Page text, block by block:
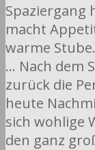
Spaziergang
macht
warme
… Nach dem
zurück die
heute
sich wohlige
den ganz